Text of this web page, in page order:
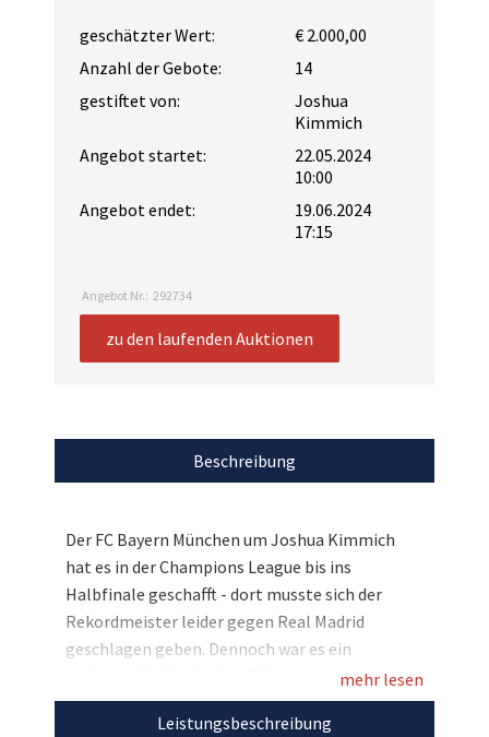
geschätzter Wert:
€ 2.000,00
Anzahl der Gebote:
14
gestiftet von:
Joshua
Kimmich
Angebot startet:
22.05.2024
10:00
Angebot endet:
19.06.2024
17:15
Angebot Nr.: 292734
zu den laufenden Auktionen
Beschreibung
Der FC Bayern München um Joshua Kimmich
hat es in der Champions League bis ins
Halbfinale geschafft - dort musste sich der
Rekordmeister leider gegen Real Madrid
geschlagen geben. Dennoch war es ein
wichtiger Erfolg für den FCB, der zum ersten
Mal nach vier Jahren wieder im Halbfinale der
Königsklasse stand. Und genau aus diesem
mehr lesen
Leistungsbeschreibung